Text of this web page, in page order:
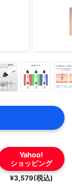
Yahoo!
ショッピング
¥3,579(税込)